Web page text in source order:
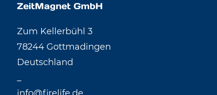
ZeitMagnet GmbH
Zum Kellerbühl 3
78244 Gottmadingen
Deutschland